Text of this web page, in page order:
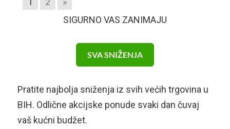
SIGURNO VAS ZANIMAJU
SVA SNIŽENJA
Pratite najbolja sniženja iz svih većih trgovina u
BIH. Odlične akcijske ponude svaki dan čuvaj
vaš kućni budžet.